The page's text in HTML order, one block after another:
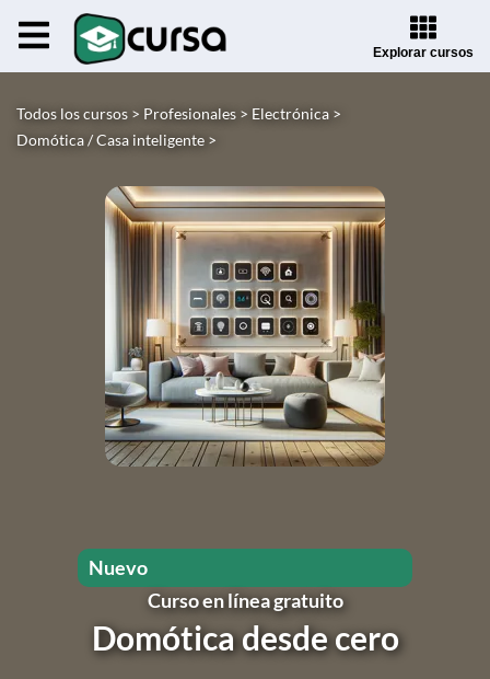
Explorar cursos
Todos los cursos > Profesionales > Electrónica >
Domótica / Casa inteligente >
Curso en línea gratuito
Domótica desde cero
Nuevo